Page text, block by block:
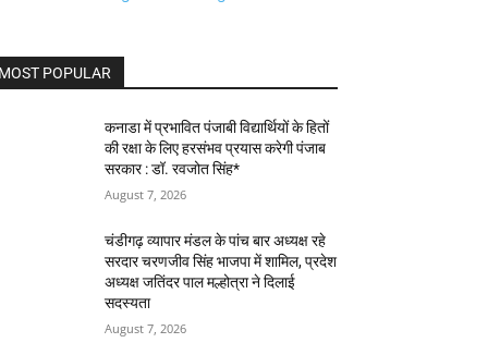
MOST POPULAR
कनाडा में प्रभावित पंजाबी विद्यार्थियों के हितों
की रक्षा के लिए हरसंभव प्रयास करेगी पंजाब
सरकार : डॉ. रवजोत सिंह*
August 7, 2026
चंडीगढ़ व्यापार मंडल के पांच बार अध्यक्ष रहे
सरदार चरणजीव सिंह भाजपा में शामिल, प्रदेश
अध्यक्ष जतिंदर पाल मल्होत्रा ने दिलाई
सदस्यता
August 7, 2026